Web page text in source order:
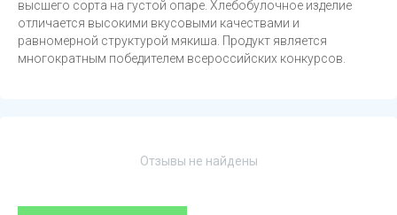
высшего сорта на густой опаре. Хлебобулочное изделие
отличается высокими вкусовыми качествами и
равномерной структурой мякиша. Продукт является
многократным победителем всероссийских конкурсов.
Отзывы не найдены